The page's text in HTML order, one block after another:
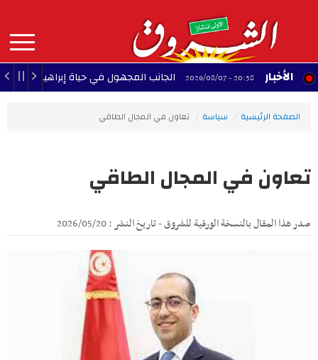
contenu
principal
MAIN
NAVIGATION الأخبار
20:38 - 2026/08/07 الجانب المجهول في حياة إبراهيموفيتش..
الصفحة الرئيسية سياسة تعاون في المجال الطاقي
تعاون في المجال الطاقي
صدر هذا المقال بالنسخة الورقية للشروق - تاريخ النشر : 2026/05/20